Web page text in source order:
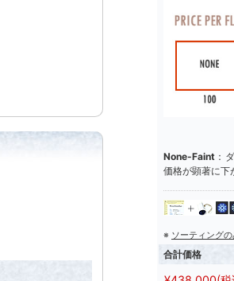
None-Faint：
価格が顕著に下
※ ソーティングの
合計価格